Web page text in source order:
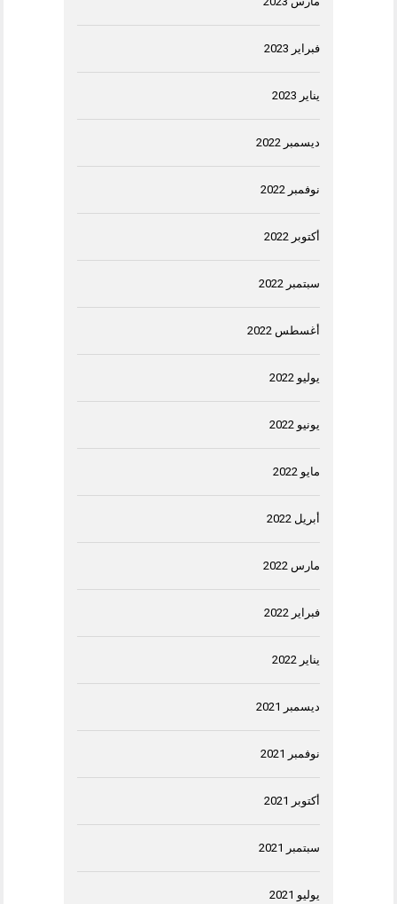
فبراير 2023
يناير 2023
ديسمبر 2022
نوفمبر 2022
أكتوبر 2022
سبتمبر 2022
أغسطس 2022
يوليو 2022
يونيو 2022
مايو 2022
أبريل 2022
مارس 2022
فبراير 2022
يناير 2022
ديسمبر 2021
نوفمبر 2021
أكتوبر 2021
سبتمبر 2021
يوليو 2021